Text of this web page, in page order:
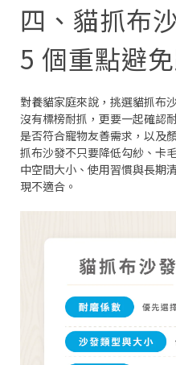
四、貓抓布
5 個重點避
對養貓家庭來說，挑選貓抓布
沒有標榜耐抓，更要一起確認
是否符合寵物友善需求，以及
抓布沙發不只要降低勾紗、卡
中空間大小、使用習慣與長期
現不適合。